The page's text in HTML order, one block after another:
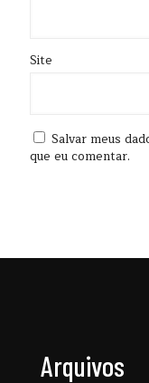
Site
Salvar meus
que eu comentar.
Arquivos